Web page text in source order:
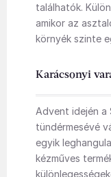
találhatók.
amikor az
környék szinte
Karácsonyi
Advent idején
tündérmesévé
egyik
kézműves